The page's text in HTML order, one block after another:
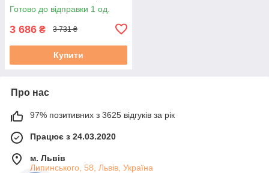
Готово до відправки 1 од.
3 686 ₴ 3 731 ₴
Купити
Про нас
97% позитивних з 3625 відгуків за рік
Працює з 24.03.2020
м. Львів
Липинського, 58, Львів, Україна